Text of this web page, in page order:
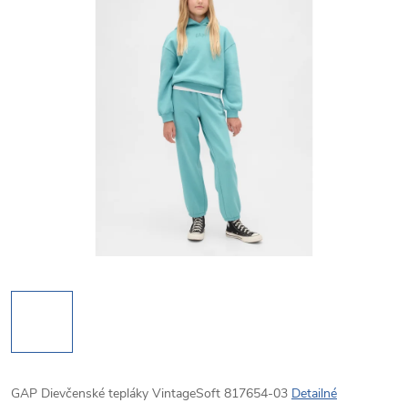
GAP Dievčenské tepláky VintageSoft 817654-03 Detailné